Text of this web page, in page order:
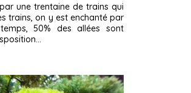
une trentaine de trains qui
trains, on y est enchanté par
50% des allées sont